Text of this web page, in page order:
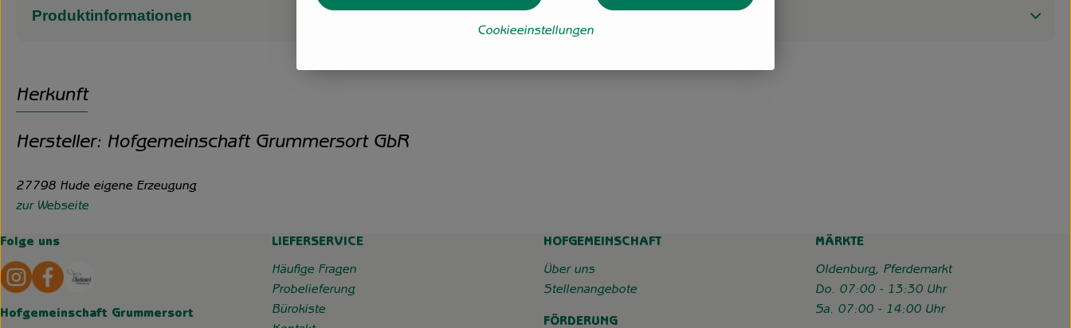
Produktinformationen
Herkunft
Hersteller: Hofgemeinschaft Grummersort GbR
27798 Hude eigene Erzeugung
zur Webseite
Folge uns
Externer Link zu https://www.instagram.com/hofgemeinschaft_grummersort/
Externer Link zu https://wp.solawi-oldenburg.de/
Hofgemeinschaft Grummersort
LIEFERSERVICE
Häufige Fragen
Probelieferung
Bürokiste
HOFGEMEINSCHAFT
Über uns
Stellenangebote
FÖRDERUNG
MÄRKTE
Oldenburg, Pferdemarkt
Do. 07:00 - 13:30 Uhr
Sa. 07:00 - 14:00 Uhr
Cookieeinstellungen